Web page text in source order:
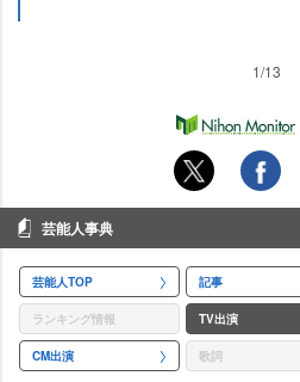
1/13
芸能人事典
芸能人TOP 記事
ランキング情報 TV出演
CM出演 歌詞